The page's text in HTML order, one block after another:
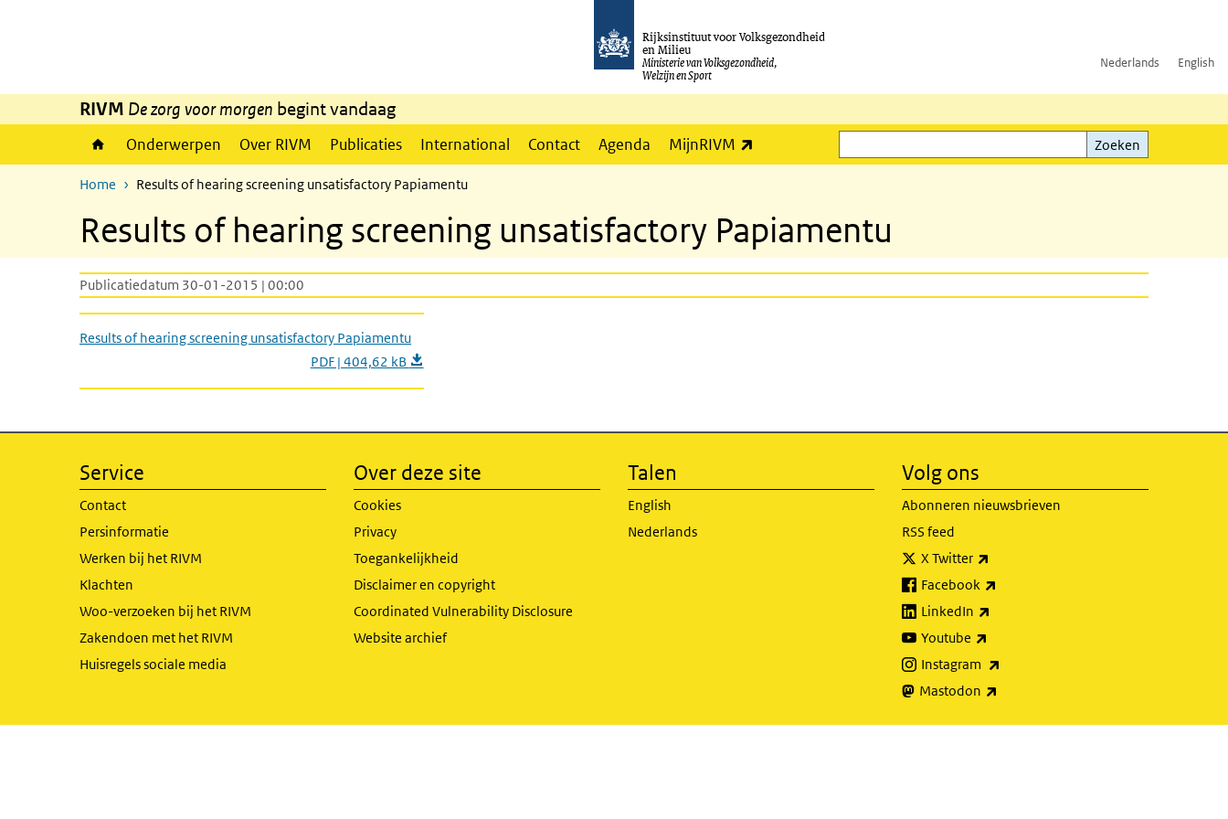
Rijksinstituut voor Volksgezondheid
en Milieu
Ministerie van Volksgezondheid,
Welzijn en Sport
Nederlands English
RIVM De zorg voor morgen begint vandaag
Onderwerpen Over RIVM Publicaties International Contact Agenda MijnRIVM
Zoeken
Zoeken
Home Results of hearing screening unsatisfactory Papiamentu
Results of hearing screening unsatisfactory Papiamentu
Publicatiedatum 30-01-2015 | 00:00
Results of hearing screening unsatisfactory Papiamentu
PDF | 404,62 kB
Service
Contact
Persinformatie
Werken bij het RIVM
Klachten
Woo-verzoeken bij het RIVM
Zakendoen met het RIVM
Huisregels sociale media
Over deze site
Cookies
Privacy
Toegankelijkheid
Disclaimer en copyright
Coordinated Vulnerability Disclosure
Website archief
Talen
English
Nederlands
Volg ons
Abonneren nieuwsbrieven
RSS feed
X Twitter
Facebook
LinkedIn
Youtube
Instagram
Mastodon